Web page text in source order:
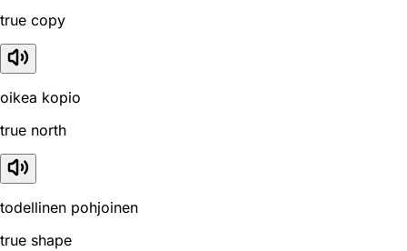
true copy
oikea kopio
true north
todellinen pohjoinen
true shape